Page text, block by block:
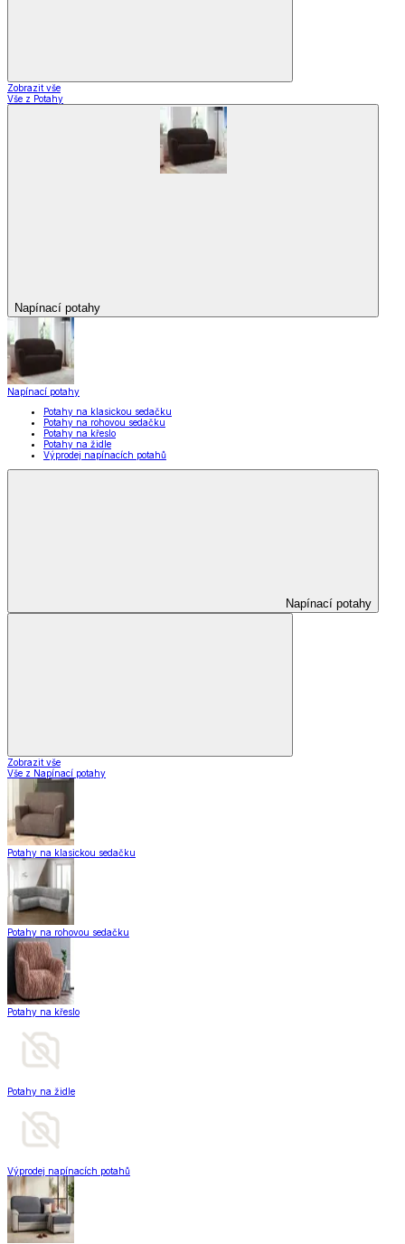
Zobrazit vše
Vše z Potahy
Napínací potahy
Napínací potahy
Potahy na klasickou sedačku
Potahy na rohovou sedačku
Potahy na křeslo
Potahy na židle
Výprodej napínacích potahů
Napínací potahy
Zobrazit vše
Vše z Napínací potahy
Potahy na klasickou sedačku
Potahy na rohovou sedačku
Potahy na křeslo
Potahy na židle
Výprodej napínacích potahů